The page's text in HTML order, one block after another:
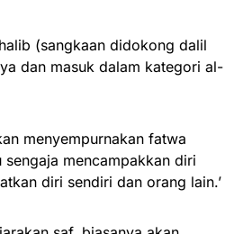
(sangkaan didokong dalil
dan masuk dalam kategori al-
menyempurnakan fatwa
sengaja mencampakkan diri
diri sendiri dan orang lain.’